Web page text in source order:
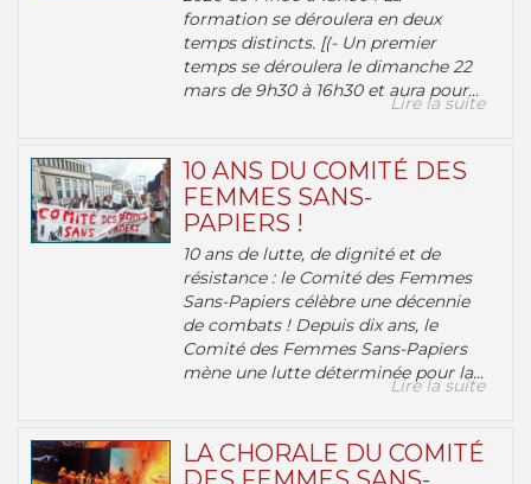
formation se déroulera en deux
temps distincts. [(- Un premier
temps se déroulera le dimanche 22
mars de 9h30 à 16h30 et aura pour...
Lire la suite
10 ANS DU COMITÉ DES
FEMMES SANS-
PAPIERS !
10 ans de lutte, de dignité et de
résistance : le Comité des Femmes
Sans-Papiers célèbre une décennie
de combats ! Depuis dix ans, le
Comité des Femmes Sans-Papiers
mène une lutte déterminée pour la...
Lire la suite
LA CHORALE DU COMITÉ